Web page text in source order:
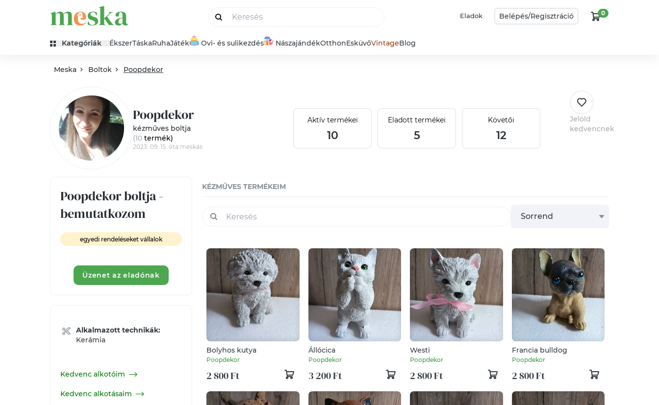
Eladok Belépés/Regisztráció 0
Kategóriák ÉkszerTáskaRuhaJáték Ovi- és sulikezdés NászajándékOtthonEsküvőVintageBlog
Meska Boltok Poopdekor
Poopdekor
kézműves boltja
(10 termék)
2023. 09. 15. óta meskás
Aktív termékei
10
Eladott termékei
5
Követői
12
Jelöld
kedvencnek
Poopdekor boltja -
bemutatkozom
egyedi rendeléseket vállalok
Üzenet az eladónak
Alkalmazott technikák:
Kerámia
Kedvenc alkotóim
Kedvenc alkotásaim
KÉZMŰVES TERMÉKEIM
Sorrend
Bolyhos kutya
Poopdekor
2 800 Ft
Állócica
Poopdekor
3 200 Ft
Westi
Poopdekor
2 800 Ft
Francia bulldog
Poopdekor
2 800 Ft